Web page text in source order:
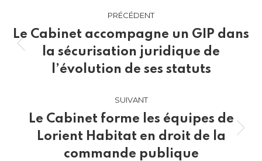
article
PRÉCÉDENT
Article
précédent
Le Cabinet accompagne un GIP dans
la sécurisation juridique de
l’évolution de ses statuts
SUIVANT
Article
suivant
Le Cabinet forme les équipes de
Lorient Habitat en droit de la
commande publique